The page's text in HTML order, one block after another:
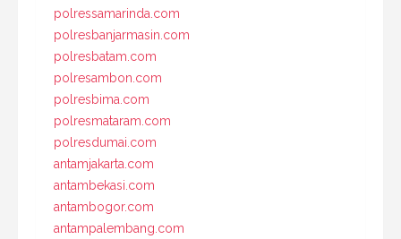
polressamarinda.com
polresbanjarmasin.com
polresbatam.com
polresambon.com
polresbima.com
polresmataram.com
polresdumai.com
antamjakarta.com
antambekasi.com
antambogor.com
antampalembang.com